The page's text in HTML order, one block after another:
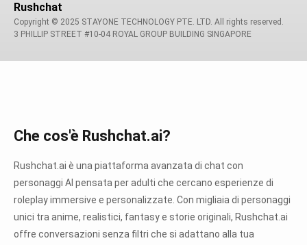
Rushchat
Copyright © 2025 STAYONE TECHNOLOGY PTE. LTD. All rights reserved.
3 PHILLIP STREET #10-04 ROYAL GROUP BUILDING SINGAPORE
Che cos'è Rushchat.ai?
Rushchat.ai è una piattaforma avanzata di chat con
personaggi AI pensata per adulti che cercano esperienze di
roleplay immersive e personalizzate. Con migliaia di personaggi
unici tra anime, realistici, fantasy e storie originali, Rushchat.ai
offre conversazioni senza filtri che si adattano alla tua